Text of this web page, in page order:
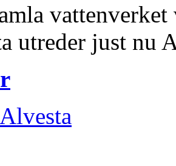
utreder just nu